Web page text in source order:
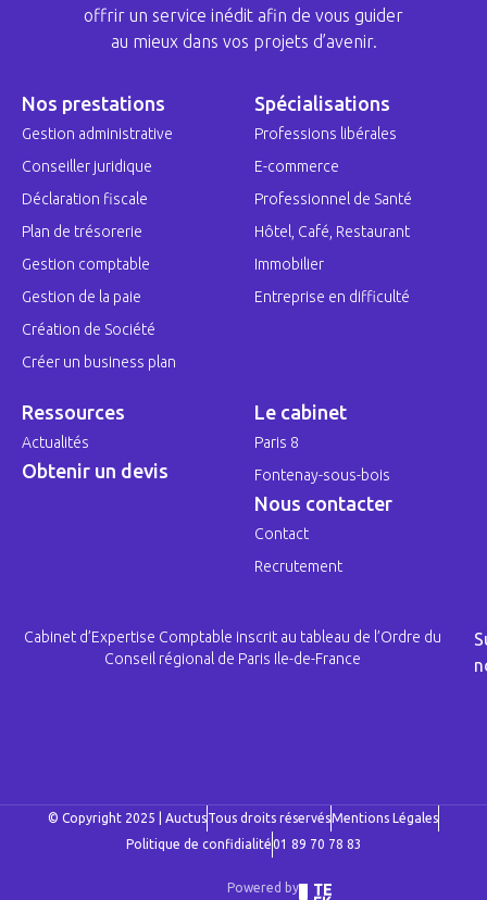
offrir un service inédit afin de vous guider
au mieux dans vos projets d’avenir.
Nos prestations
Gestion administrative
Conseiller juridique
Déclaration fiscale
Plan de trésorerie
Gestion comptable
Gestion de la paie
Création de Société
Créer un business plan
Spécialisations
Professions libérales
E-commerce
Professionnel de Santé
Hôtel, Café, Restaurant
Immobilier
Entreprise en difficulté
Ressources
Actualités
Obtenir un devis
Le cabinet
Paris 8
Fontenay-sous-bois
Nous contacter
Contact
Recrutement
Cabinet d’Expertise Comptable inscrit au tableau de l’Ordre du
Conseil régional de Paris Ile-de-France
© Copyright 2025 | AuctusTous droits réservésMentions Légales
Politique de confidialité01 89 70 78 83
Powered by